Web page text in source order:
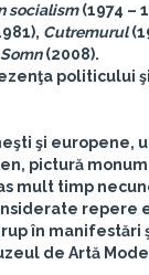
socialism(1974 –
Cutremurul
Somn(2008).
politicului
şi europene,
pictură
mult timp
repere
în manifestări
de Artă